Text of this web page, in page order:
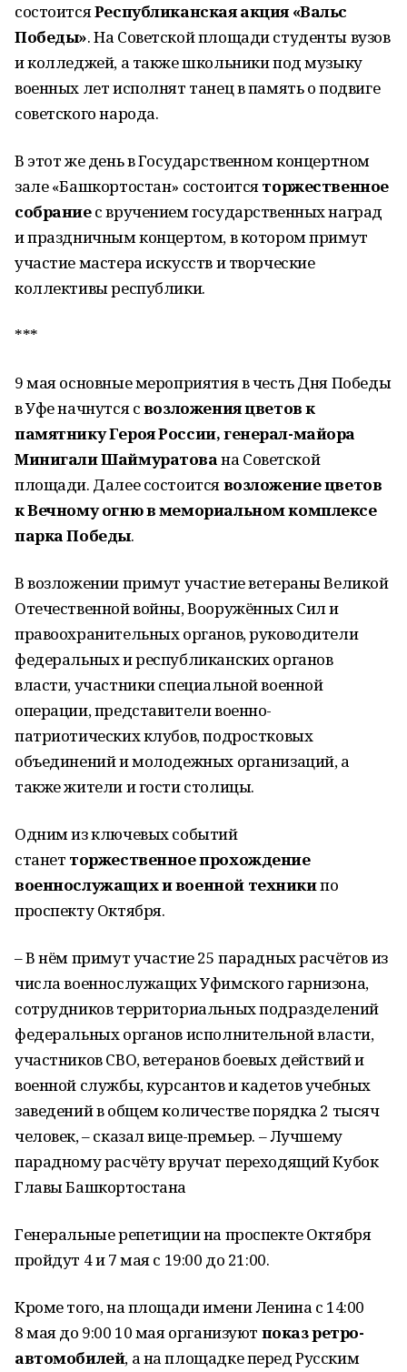
состоитсяРеспубликанская акция «Вальс
Победы». На Советской площади студенты вузов
и колледжей, а также школьники под музыку
военных лет исполнят танец в память о подвиге
советского народа.
В этот же день в Государственном концертном
зале «Башкортостан» состоитсяторжественное
собраниес вручением государственных наград
и праздничным концертом, в котором примут
участие мастера искусств и творческие
коллективы республики.
***
9 мая основные мероприятия в честь Дня Победы
в Уфе начнутся свозложения цветов к
памятнику Героя России, генерал-майора
Минигали Шаймуратована Советской
площади. Далее состоитсявозложение цветов
к Вечному огню в мемориальном комплексе
парка Победы.
В возложении примут участие ветераны Великой
Отечественной войны, Вооружённых Сил и
правоохранительных органов, руководители
федеральных и республиканских органов
власти, участники специальной военной
операции, представители военно-
патриотических клубов, подростковых
объединений и молодежных организаций, а
также жители и гости столицы.
Одним из ключевых событий
станет торжественное прохождение
военнослужащих и военной техникипо
проспекту Октября.
– В нём примут участие 25 парадных расчётов из
числа военнослужащих Уфимского гарнизона,
сотрудников территориальных подразделений
федеральных органов исполнительной власти,
участников СВО, ветеранов боевых действий и
военной службы, курсантов и кадетов учебных
заведений в общем количестве порядка 2 тысяч
человек, – сказал вице-премьер. – Лучшему
парадному расчёту вручат переходящий Кубок
Главы Башкортостана
Генеральные репетиции на проспекте Октября
пройдут 4 и 7 мая с 19:00 до 21:00.
Кроме того, на площади имени Ленина с 14:00
8 мая до 9:00 10 мая организуют показ ретро-
автомобилей, а на площадке перед Русским